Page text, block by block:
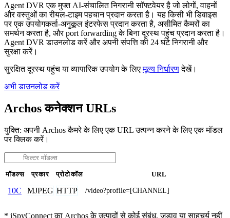
Agent DVR एक मुफ्त AI-संचालित निगरानी सॉफ्टवेयर है जो लोगों, वाहनों
और वस्तुओं का रीयल-टाइम पहचान प्रदान करता है। यह किसी भी डिवाइस
पर एक उपयोगकर्ता-अनुकूल इंटरफेस प्रदान करता है, असीमित कैमरों का
समर्थन करता है, और port forwarding के बिना दूरस्थ पहुंच प्रदान करता है।
Agent DVR डाउनलोड करें और अपनी संपत्ति की 24 घंटे निगरानी और
सुरक्षा करें।
सुरक्षित दूरस्थ पहुंच या व्यापारिक उपयोग के लिएमूल्य निर्धारणदेखें।
अभी डाउनलोड करें
Archos कनेक्शन URLs
युक्ति: अपनी Archos कैमरे के लिए एक URL उत्पन्न करने के लिए एक मॉडल
पर क्लिक करें।
मॉडल्स प्रकार प्रोटोकॉल URL
10C MJPEG HTTP /video?profile=[CHANNEL]
* iSpyConnect का Archos के उत्पादों से कोई संबंध, जुड़ाव या साहचर्य नहीं